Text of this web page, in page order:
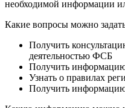
необходимой информации
Какие вопросы можно
Получить
деятельностью ФСБ
Получить
Узнать о правилах
Получить